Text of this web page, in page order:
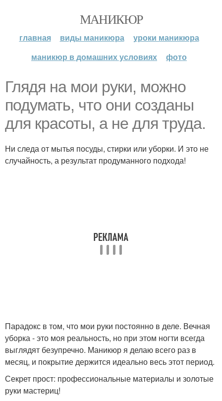
МАНИКЮР
главная виды маникюра
уроки маникюра
маникюр в домашних условиях
фото
Глядя на мои руки, можно
подумать, что они созданы
для красоты, а не для труда.
Ни следа от мытья посуды, стирки или уборки. И это не
случайность, а результат продуманного подхода!
Парадокс в том, что мои руки постоянно в деле. Вечная
уборка - это моя реальность, но при этом ногти всегда
выглядят безупречно. Маникюр я делаю всего раз в
месяц, и покрытие держится идеально весь этот период.
Секрет прост: профессиональные материалы и золотые
руки мастериц!